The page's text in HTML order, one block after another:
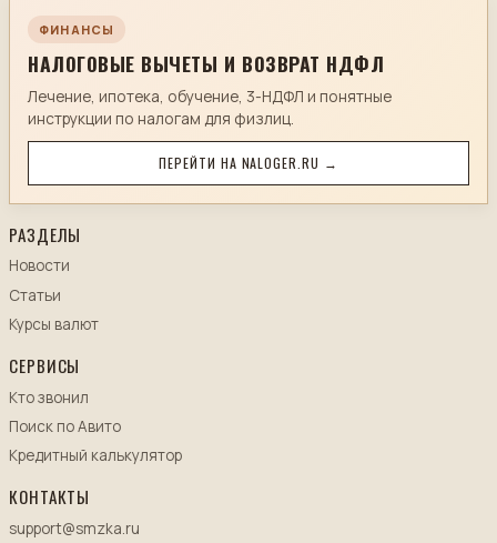
ФИНАНСЫ
НАЛОГОВЫЕ ВЫЧЕТЫ И ВОЗВРАТ НДФЛ
Лечение, ипотека, обучение, 3-НДФЛ и понятные
инструкции по налогам для физлиц.
ПЕРЕЙТИ НА NALOGER.RU →
РАЗДЕЛЫ
Новости
Статьи
Курсы валют
СЕРВИСЫ
Кто звонил
Поиск по Авито
Кредитный калькулятор
КОНТАКТЫ
support@smzka.ru